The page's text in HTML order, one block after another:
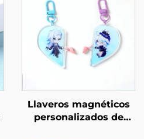
Llaveros magnéticos
personalizados de